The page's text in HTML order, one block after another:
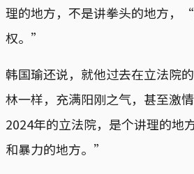
理的地方，不是讲拳头的地方，
权。”
韩国瑜还说，就他过去在立法院
林一样，充满阳刚之气，甚至激
2024年的立法院，是个讲理的地
和暴力的地方。”